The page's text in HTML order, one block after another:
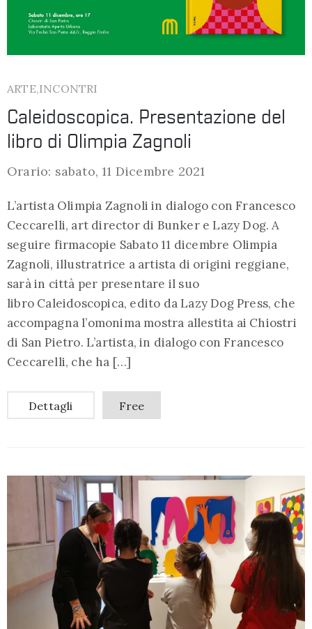
ARTE,INCONTRI
Caleidoscopica. Presentazione del
libro di Olimpia Zagnoli
Orario: sabato, 11 Dicembre 2021
L’artista Olimpia Zagnoli in dialogo con Francesco
Ceccarelli, art director di Bunker e Lazy Dog. A
seguire firmacopie Sabato 11 dicembre Olimpia
Zagnoli, illustratrice a artista di origini reggiane,
sarà in città per presentare il suo
libro Caleidoscopica, edito da Lazy Dog Press, che
accompagna l’omonima mostra allestita ai Chiostri
di San Pietro. L’artista, in dialogo con Francesco
Ceccarelli, che ha […]
Dettagli Free